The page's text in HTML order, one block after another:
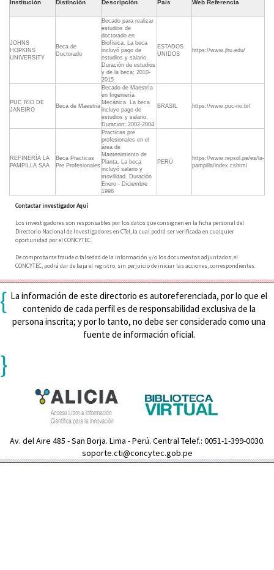
Institución Distinción Descripción País Web Referencia
JOHNS
HOPKINS
UNIVERSITY
Beca de
Doctorado
Becado para realizar
estudios de
doctorado en
Biofísica. La beca
incluyó pago de
estudios y salario.
Duración de estudios
y de la beca: 2010-
2015
ESTADOS
UNIDOS
https://www.jhu.edu/
PUC RIO DE
JANEIRO
Beca de Maestria
Becado de Maestría
en Ingeniería
Mecánica. La beca
incluyo pago de
estudios y salario.
Duracion: 2002-2004
BRASIL https://www.puc-rio.br/
REFINERÍA LA
PAMPILLA SAA
Beca Practicas
Pre Profesionales
Practicas pre
profesionales en el
área de
Mantenimiento de
Planta. La beca
incluyó salario y
movilidad. Duración
Enero - Diciembre
1998
PERÚ
https://www.repsol.pe/es/la-
pampilla/index.cshtml
Contactar investigador Aquí
Los investigadores son responsables por los datos que consignen en la ficha personal del
Directorio Nacional de Investigadores en CTeI, la cual podrá ser verificada en cualquier
oportunidad por el CONCYTEC.
De comprobarse fraude o falsedad de la información y/o los documentos adjuntados, el
CONCYTEC, podrá dar de baja el registro, sin perjuicio de iniciar las acciones, correspondientes.
{ La información de este directorio es autoreferenciada, por lo que el
contenido de cada perfil es de responsabilidad exclusiva de la
persona inscrita; y por lo tanto, no debe ser considerado como una
fuente de información oficial.
}
Av. del Aire 485 - San Borja. Lima - Perú. Central Telef.: 0051-1-399-0030.
soporte.cti@concytec.gob.pe